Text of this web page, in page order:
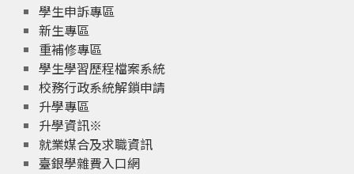
學生申訴專區
新生專區
重補修專區
學生學習歷程檔案系統
校務行政系統解鎖申請
升學專區
升學資訊※
就業媒合及求職資訊
臺銀學雜費入口網